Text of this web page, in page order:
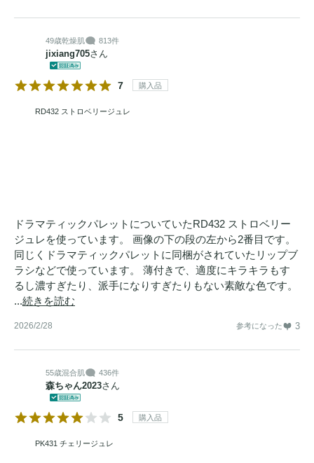
49歳乾燥肌 813件
jixiang705さん
7 購入品
RD432 ストロベリージュレ
ドラマティックパレットについていたRD432 ストロベリー
ジュレを使っています。 画像の下の段の左から2番目です。
同じくドラマティックパレットに同梱がされていたリップブ
ラシなどで使っています。 薄付きで、適度にキラキラもす
るし濃すぎたり、派手になりすぎたりもない素敵な色です。
...続きを読む
2026/2/28 参考になった 3
55歳混合肌 436件
森ちゃん2023さん
5 購入品
PK431 チェリージュレ